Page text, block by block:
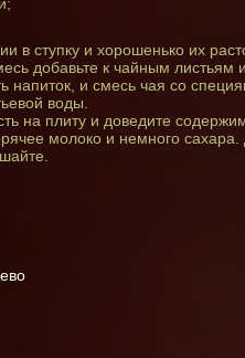
в ступку и хорошенько их
добавьте к чайным листьям
напиток, и смесь чая со
воды.
на плиту и доведите
молоко и немного